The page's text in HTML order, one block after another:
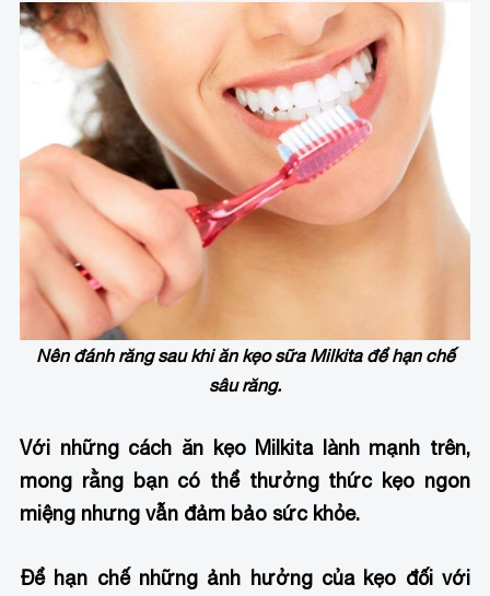
Nên đánh răng sau khi ăn kẹo sữa Milkita để hạn chế
sâu răng.
Với những cách ăn kẹo Milkita lành mạnh trên,
mong rằng bạn có thể thưởng thức kẹo ngon
miệng nhưng vẫn đảm bảo sức khỏe.
Để hạn chế những ảnh hưởng của kẹo đối với